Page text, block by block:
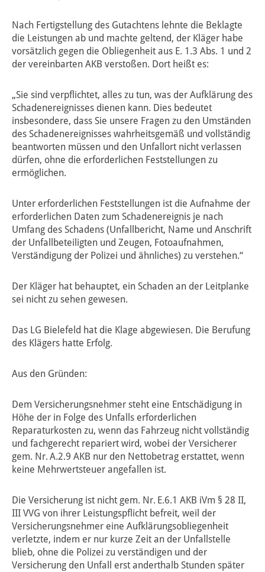
Nach Fertigstellung des Gutachtens lehnte die Beklagte
die Leistungen ab und machte geltend, der Kläger habe
vorsätzlich gegen die Obliegenheit aus E. 1.3 Abs. 1 und 2
der vereinbarten AKB verstoßen. Dort heißt es:
„Sie sind verpflichtet, alles zu tun, was der Aufklärung des
Schadenereignisses dienen kann. Dies bedeutet
insbesondere, dass Sie unsere Fragen zu den Umständen
des Schadenereignisses wahrheitsgemäß und vollständig
beantworten müssen und den Unfallort nicht verlassen
dürfen, ohne die erforderlichen Feststellungen zu
ermöglichen.
Unter erforderlichen Feststellungen ist die Aufnahme der
erforderlichen Daten zum Schadenereignis je nach
Umfang des Schadens (Unfallbericht, Name und Anschrift
der Unfallbeteiligten und Zeugen, Fotoaufnahmen,
Verständigung der Polizei und ähnliches) zu verstehen.“
Der Kläger hat behauptet, ein Schaden an der Leitplanke
sei nicht zu sehen gewesen.
Das LG Bielefeld hat die Klage abgewiesen. Die Berufung
des Klägers hatte Erfolg.
Aus den Gründen:
Dem Versicherungsnehmer steht eine Entschädigung in
Höhe der in Folge des Unfalls erforderlichen
Reparaturkosten zu, wenn das Fahrzeug nicht vollständig
und fachgerecht repariert wird, wobei der Versicherer
gem. Nr. A.2.9 AKB nur den Nettobetrag erstattet, wenn
keine Mehrwertsteuer angefallen ist.
Die Versicherung ist nicht gem. Nr. E.6.1 AKB iVm § 28 II,
III VVG von ihrer Leistungspflicht befreit, weil der
Versicherungsnehmer eine Aufklärungsobliegenheit
verletzte, indem er nur kurze Zeit an der Unfallstelle
blieb, ohne die Polizei zu verständigen und der
Versicherung den Unfall erst anderthalb Stunden später